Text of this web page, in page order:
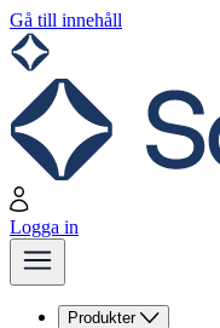
Gå till innehåll
Logga in
Produkter